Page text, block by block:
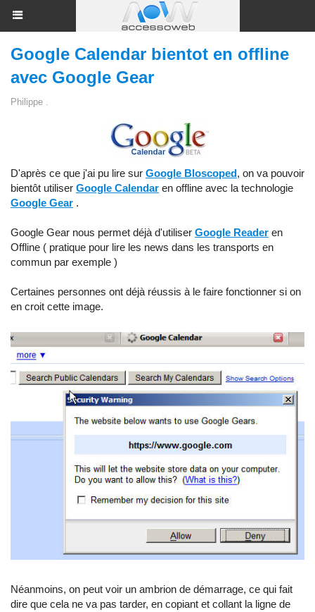
Google Calendar bientot en offline
avec Google Gear
Philippe .
D'après ce que j'ai pu lire sur Google Bloscoped, on va pouvoir
bientôt utiliser Google Calendar en offline avec la technologie
Google Gear .
Google Gear nous permet déjà d'utiliser Google Reader en
Offline ( pratique pour lire les news dans les transports en
commun par exemple )
Certaines personnes ont déjà réussis à le faire fonctionner si on
en croit cette image.
Néanmoins, on peut voir un ambrion de démarrage, ce qui fait
dire que cela ne va pas tarder, en copiant et collant la ligne de